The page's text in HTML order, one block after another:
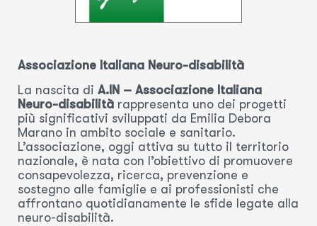
Associazione Italiana Neuro-disabilità
La nascita di A.IN – Associazione Italiana
Neuro-disabilità rappresenta uno dei progetti
più significativi sviluppati da Emilia Debora
Marano in ambito sociale e sanitario.
L’associazione, oggi attiva su tutto il territorio
nazionale, è nata con l’obiettivo di promuovere
consapevolezza, ricerca, prevenzione e
sostegno alle famiglie e ai professionisti che
affrontano quotidianamente le sfide legate alla
neuro-disabilità.